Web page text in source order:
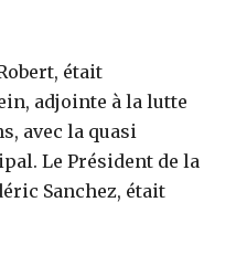
était
adjointe à la lutte
avec la quasi
Le Président de la
Sanchez, était